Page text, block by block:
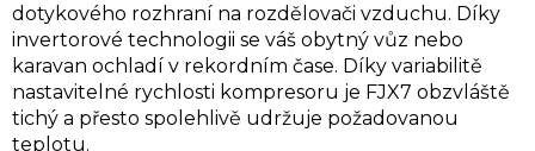
dotykového rozhraní na rozdělovači vzduchu. Díky
invertorové technologii se váš obytný vůz nebo
karavan ochladí v rekordním čase. Díky variabilitě
nastavitelné rychlosti kompresoru je FJX7 obzvláště
tichý a přesto spolehlivě udržuje požadovanou
teplotu.